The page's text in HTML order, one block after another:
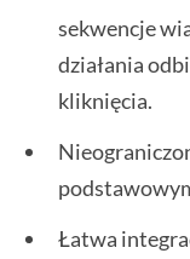
sekwencje
działania
kliknięcia.
Łatwa